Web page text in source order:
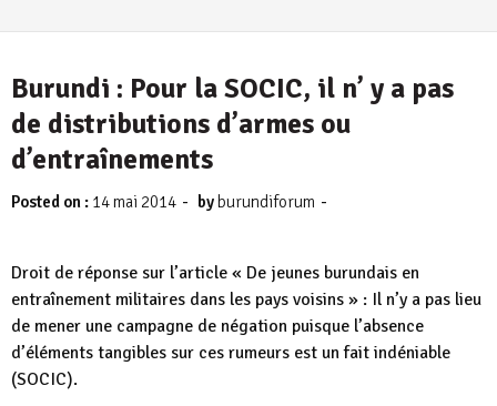
Burundi : Pour la SOCIC, il n’ y a pas
de distributions d’armes ou
d’entraînements
Posted on : 14 mai 2014 - by burundiforum -
Droit de réponse sur l’article « De jeunes burundais en
entraînement militaires dans les pays voisins » : Il n’y a pas lieu
de mener une campagne de négation puisque l’absence
d’éléments tangibles sur ces rumeurs est un fait indéniable
(SOCIC).